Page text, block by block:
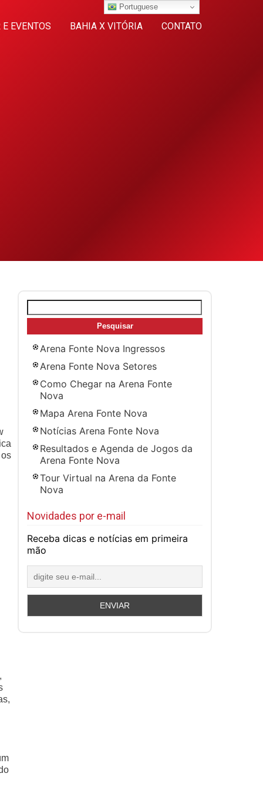
E EVENTOS BAHIA X VITÓRIA CONTATO
por:
Arena Fonte Nova Ingressos
Arena Fonte Nova Setores
Como Chegar na Arena Fonte
Nova
Mapa Arena Fonte Nova
Notícias Arena Fonte Nova
Resultados e Agenda de Jogos da
Arena Fonte Nova
Tour Virtual na Arena da Fonte
Nova
Novidades por e-mail
Receba dicas e notícias em primeira
mão
Portuguese